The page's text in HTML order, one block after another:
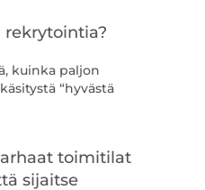
rekrytointia?
kuinka paljon
“hyvästä
toimitilat
sijaitse